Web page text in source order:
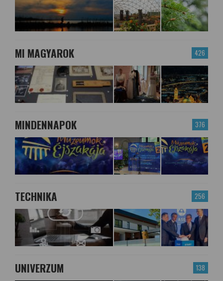
426
MI MAGYAROK
376
MINDENNAPOK
256
TECHNIKA
138
UNIVERZUM